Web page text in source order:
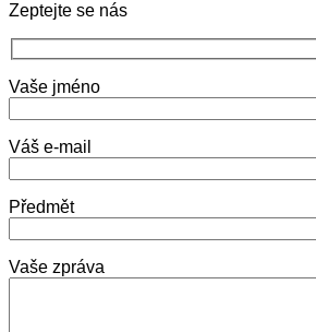
Zeptejte se nás
Vaše jméno
Váš e-mail
Předmět
Vaše zpráva